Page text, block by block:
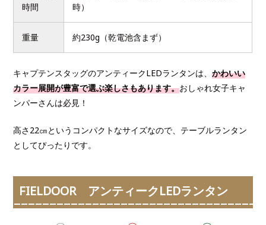
時間
時）
重量 約230g（乾電池含まず）
キャプテンスタッグのアンティークLEDランタンは、かわいい
カラー展開が豊富で選ぶ楽しさもあります。おしゃれ女子キャ
ンパーさんは必見！
高さ22㎝というコンパクトなサイズなので、テーブルランタン
としてぴったりです。
FIELDOOR アンティークLEDランタン